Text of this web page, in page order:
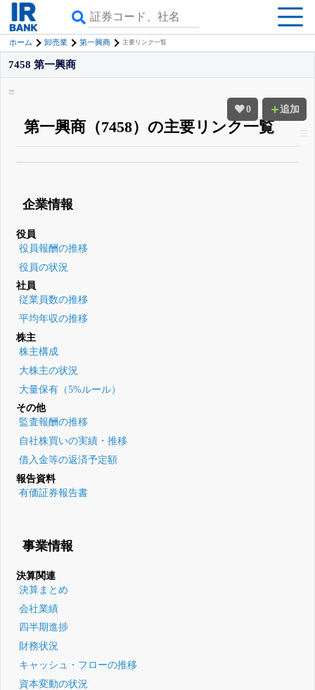
ホーム 卸売業 第一興商 主要リンク一覧
0 追加
7458 第一興商
第一興商（7458）の主要リンク一覧
登録すると永久30%OFFと米株版の先行利用も付きます
企業情報
役員
役員報酬の推移
役員の状況
社員
従業員数の推移
平均年収の推移
株主
株主構成
大株主の状況
大量保有（5%ルール）
その他
監査報酬の推移
自社株買いの実績・推移
借入金等の返済予定額
報告資料
有価証券報告書
事業情報
決算関連
決算まとめ
会社業績
四半期進捗
財務状況
キャッシュ・フローの推移
資本変動の状況